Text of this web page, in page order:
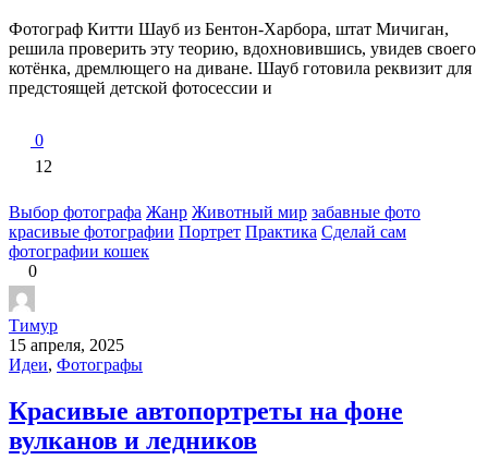
Фотограф Китти Шауб из Бентон-Харбора, штат Мичиган,
решила проверить эту теорию, вдохновившись, увидев своего
котёнка, дремлющего на диване. Шауб готовила реквизит для
предстоящей детской фотосессии и
0
12
Выбор фотографа Жанр Животный мир забавные фото
красивые фотографии Портрет Практика Сделай сам
фотографии кошек
0
Тимур
15 апреля, 2025
Идеи, Фотографы
Красивые автопортреты на фоне
вулканов и ледников